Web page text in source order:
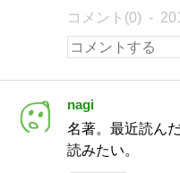
コメント(0)
nagi
名著。最近読ん
読みたい。